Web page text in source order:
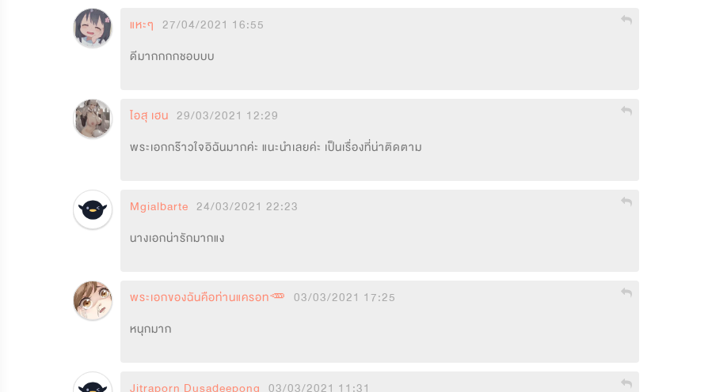
แหะๆ 27/04/2021 16:55
ดีมากกกกชอบบบ
ไอสุ เฮน 29/03/2021 12:29
พระเอกกร๊าวใจอิฉันมากค่ะ แนะนำเลยค่ะ เป็นเรื่องที่น่าติดตาม
Mgialbarte 24/03/2021 22:23
นางเอกน่ารักมากแง
พระเอกของฉันคือท่านแครอท🥕 03/03/2021 17:25
หนุกมาก